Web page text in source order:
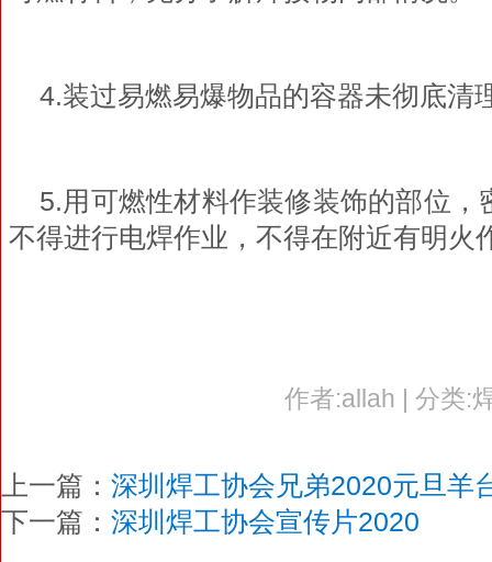
4.装过易燃易爆物品的容器未彻底清
5.用可燃性材料作装修装饰的部位，
不得进行电焊作业，不得在附近有明火
作者:allah | 分类:
上一篇： 深圳焊工协会兄弟2020元旦羊
下一篇： 深圳焊工协会宣传片2020